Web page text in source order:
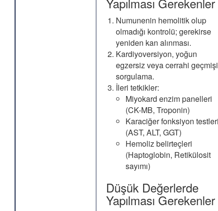
Numunenin hemolitik olup
olmadığı kontrolü; gerekirse
yeniden kan alınması.
Kardiyoversiyon, yoğun
egzersiz veya cerrahi geçmişi
sorgulama.
İleri tetkikler:
Miyokard enzim panelleri
(CK-MB, Troponin)
Karaciğer fonksiyon
(AST, ALT, GGT)
Hemoliz belirteçleri
(Haptoglobin, Retikülosit
sayımı)
Düşük Değerlerde
Yapılması Gerekenler